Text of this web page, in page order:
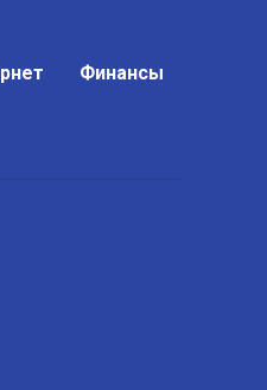
Финансы